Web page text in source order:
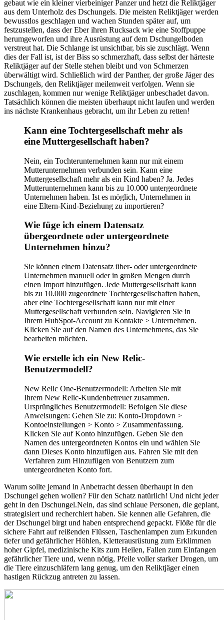
gebaut wie ein kleiner vierbeiniger Panzer und hetzt die Reliktjäger
aus dem Unterholz des Dschungels. Die meisten Reliktjäger werden
bewusstlos geschlagen und wachen Stunden später auf, um
festzustellen, dass der Eber ihren Rucksack wie eine Stoffpuppe
herumgeworfen und ihre Ausrüstung auf dem Dschungelboden
verstreut hat. Die Schlange ist unsichtbar, bis sie zuschlägt. Wenn
dies der Fall ist, ist der Biss so schmerzhaft, dass selbst der härteste
Reliktjäger auf der Stelle stehen bleibt und von Schmerzen
überwältigt wird. Schließlich wird der Panther, der große Jäger des
Dschungels, den Reliktjäger meilenweit verfolgen. Wenn sie
zuschlagen, kommen nur wenige Reliktjäger unbeschadet davon.
Tatsächlich können die meisten überhaupt nicht laufen und werden
ins nächste Krankenhaus gebracht, um ihr Leben zu retten!
Kann eine Tochtergesellschaft mehr als
eine Muttergesellschaft haben?
Nein, ein Tochterunternehmen kann nur mit einem
Mutterunternehmen verbunden sein. Kann eine
Muttergesellschaft mehr als ein Kind haben? Ja. Jedes
Mutterunternehmen kann bis zu 10.000 untergeordnete
Unternehmen haben. Ist es möglich, Unternehmen in
eine Eltern-Kind-Beziehung zu importieren?
Wie füge ich einem Datensatz
übergeordnete oder untergeordnete
Unternehmen hinzu?
Sie können einem Datensatz über- oder untergeordnete
Unternehmen manuell oder in großen Mengen durch
einen Import hinzufügen. Jede Muttergesellschaft kann
bis zu 10.000 zugeordnete Tochtergesellschaften haben,
aber eine Tochtergesellschaft kann nur mit einer
Muttergesellschaft verbunden sein. Navigieren Sie in
Ihrem HubSpot-Account zu Kontakte > Unternehmen.
Klicken Sie auf den Namen des Unternehmens, das Sie
bearbeiten möchten.
Wie erstelle ich ein New Relic-
Benutzermodell?
New Relic One-Benutzermodell: Arbeiten Sie mit
Ihrem New Relic-Kundenbetreuer zusammen.
Ursprüngliches Benutzermodell: Befolgen Sie diese
Anweisungen: Gehen Sie zu: Konto-Dropdown >
Kontoeinstellungen > Konto > Zusammenfassung.
Klicken Sie auf Konto hinzufügen. Geben Sie den
Namen des untergeordneten Kontos ein und wählen Sie
dann Dieses Konto hinzufügen aus. Fahren Sie mit den
Verfahren zum Hinzufügen von Benutzern zum
untergeordneten Konto fort.
Warum sollte jemand in Anbetracht dessen überhaupt in den
Dschungel gehen wollen? Für den Schatz natürlich! Und nicht jeder
geht in den Dschungel.Nein, das sind schlaue Personen, die geplant,
strategisiert und recherchiert haben. Sie kennen alle Gefahren, die
der Dschungel birgt und haben entsprechend gepackt. Flöße für die
sichere Fahrt auf reißenden Flüssen, Taschenlampen zum Erkunden
tiefer und gefährlicher Höhlen, Kletterausrüstung zum Erklimmen
hoher Gipfel, medizinische Kits zum Heilen, Fallen zum Einfangen
gefährlicher Tiere und, wenn nötig, Pfeile voller starker Drogen, um
die Tiere einzuschläfern lang genug, um den Reliktjäger einen
hastigen Rückzug antreten zu lassen.